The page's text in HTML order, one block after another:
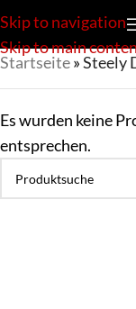
Skip to navigation
Skip to main
Startseite»Steely
Es wurden keine
entsprechen.